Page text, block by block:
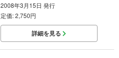
2008年3月15日 発行
定価: 2,750円
詳細を見る